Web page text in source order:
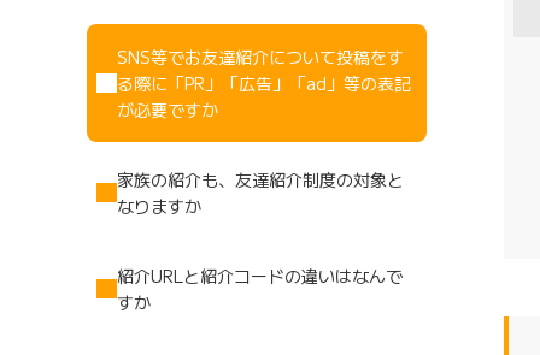
購入額の3.5%P
その他の楽天
SNS等でお友達紹介について投稿をす
る際に「PR」「広告」「ad」等の表記
が必要ですか
家族の紹介も、友達紹介制度の対象と
なりますか
紹介URLと紹介コードの違いはなんで
すか